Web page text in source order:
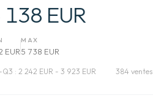
138 EUR
EUR
MAX
5 738 EUR
Q3 :2 242 EUR - 3 923 EUR 384 ventes